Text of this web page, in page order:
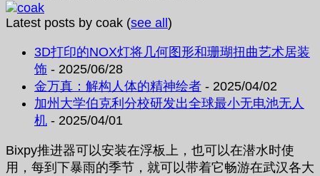
Latest posts by coak (see all)
3D打印的NOX灯将几何图形和珊瑚扭曲艺术居装
饰 - 2025/06/28
金万真：解构人体的精神绘者 - 2025/04/02
加州大学伯克利分校研发出全球最小无电池无人
机 - 2025/04/01
Bixpy推进器可以安装在浮板上，也可以在潜水时使
用，每到下暴雨的季节，就可以带着它畅游在武汉各大